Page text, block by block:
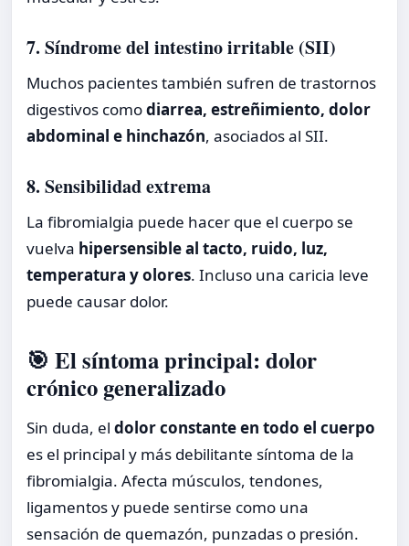
7. Síndrome del intestino irritable (SII)
Muchos pacientes también sufren de trastornos
digestivos comodiarrea, estreñimiento, dolor
abdominal e hinchazón, asociados al SII.
8. Sensibilidad extrema
La fibromialgia puede hacer que el cuerpo se
vuelva hipersensible al tacto, ruido, luz,
temperatura y olores. Incluso una caricia leve
puede causar dolor.
🎯 El síntoma principal: dolor
crónico generalizado
Sin duda, el dolor constante en todo el cuerpo
es el principal y más debilitante síntoma de la
fibromialgia. Afecta músculos, tendones,
ligamentos y puede sentirse como una
sensación de quemazón, punzadas o presión.